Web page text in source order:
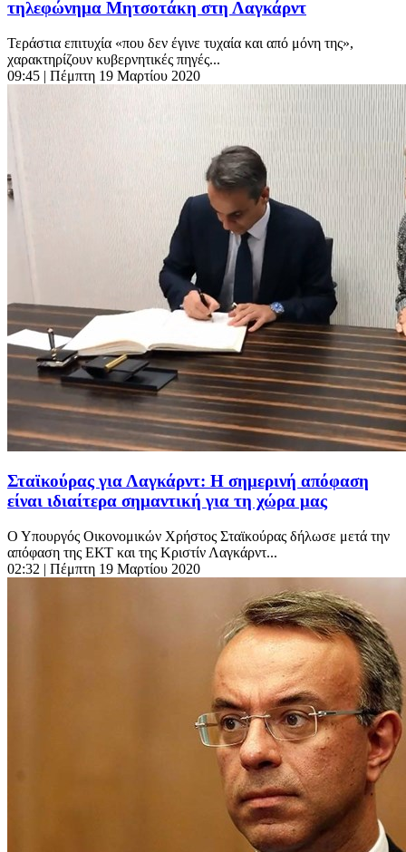
τηλεφώνημα Μητσοτάκη στη Λαγκάρντ
Τεράστια επιτυχία «που δεν έγινε τυχαία και από μόνη της»,
χαρακτηρίζουν κυβερνητικές πηγές...
09:45 | Πέμπτη 19 Μαρτίου 2020
Σταϊκούρας για Λαγκάρντ: Η σημερινή απόφαση
είναι ιδιαίτερα σημαντική για τη χώρα μας
Ο Υπουργός Οικονομικών Χρήστος Σταϊκούρας δήλωσε μετά την
απόφαση της ΕΚΤ και της Κριστίν Λαγκάρντ...
02:32 | Πέμπτη 19 Μαρτίου 2020